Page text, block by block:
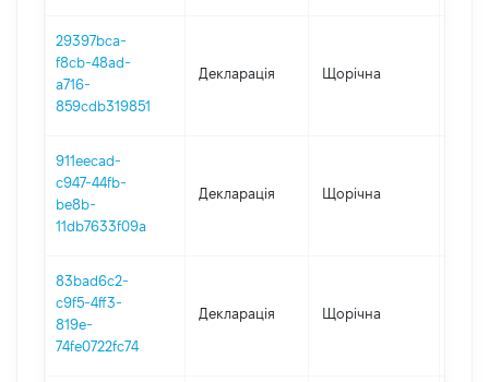
29397bca-
f8cb-48ad-
a716-
859cdb319851
Декларація Щорічна
911eecad-
c947-44fb-
be8b-
11db7633f09a
Декларація Щорічна
83bad6c2-
c9f5-4ff3-
819e-
74fe0722fc74
Декларація Щорічна